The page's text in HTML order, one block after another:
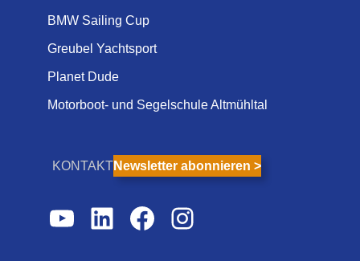
BMW Sailing Cup
Greubel Yachtsport
Planet Dude
Motorboot- und Segelschule Altmühltal
KONTAKTNewsletter abonnieren >
YouTube
LinkedIn
Facebook
Instagram